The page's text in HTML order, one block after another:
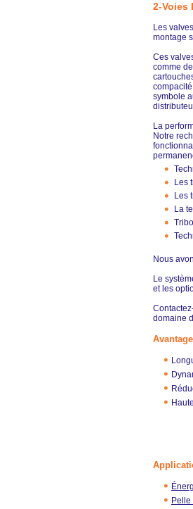
2-Voies
Les
montage
Ces
comme
symbole
La
Notre
Les
Les
La
Nous
Le
et les
domaine